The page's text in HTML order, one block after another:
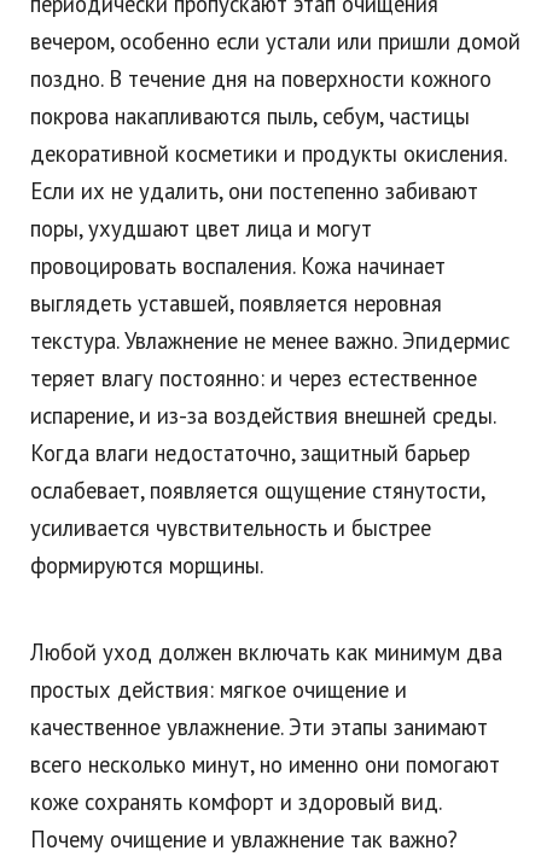
вечером, особенно если устали или пришли домой
поздно. В течение дня на поверхности кожного
покрова накапливаются пыль, себум, частицы
декоративной косметики и продукты окисления.
Если их не удалить, они постепенно забивают
поры, ухудшают цвет лица и могут
провоцировать воспаления. Кожа начинает
выглядеть уставшей, появляется неровная
текстура. Увлажнение не менее важно. Эпидермис
теряет влагу постоянно: и через естественное
испарение, и из-за воздействия внешней среды.
Когда влаги недостаточно, защитный барьер
ослабевает, появляется ощущение стянутости,
усиливается чувствительность и быстрее
формируются морщины.
Любой уход должен включать как минимум два
простых действия: мягкое очищение и
качественное увлажнение. Эти этапы занимают
всего несколько минут, но именно они помогают
коже сохранять комфорт и здоровый вид.
Почему очищение и увлажнение так важно?